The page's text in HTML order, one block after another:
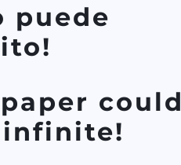
puede
could